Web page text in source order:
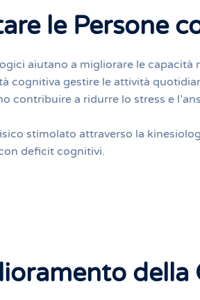
le Persone
aiutano a migliorare le
cognitiva gestire le attività
contribuire a ridurre lo stress e
stimolato attraverso la
deficit cognitivi.
della